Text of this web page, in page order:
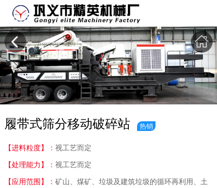
履带式筛分移动破碎站 热销
【进料粒度】： 视工艺而定
【处理能力】： 视工艺而定
【应用范围】： 矿山、煤矿、垃圾及建筑垃圾的循环再利用、土